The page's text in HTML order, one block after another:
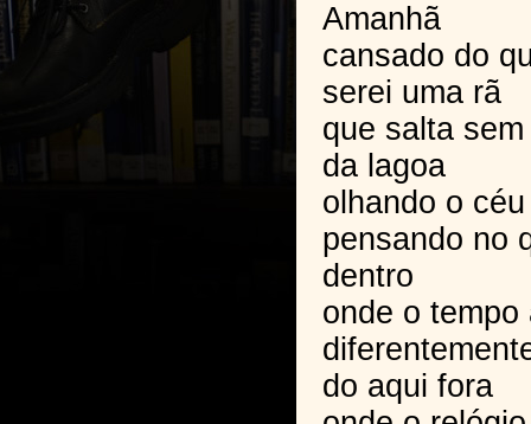
Amanhã
cansado do
serei uma rã
que salta
da lagoa
olhando o
pensando no
dentro
onde o tempo
do aqui fora